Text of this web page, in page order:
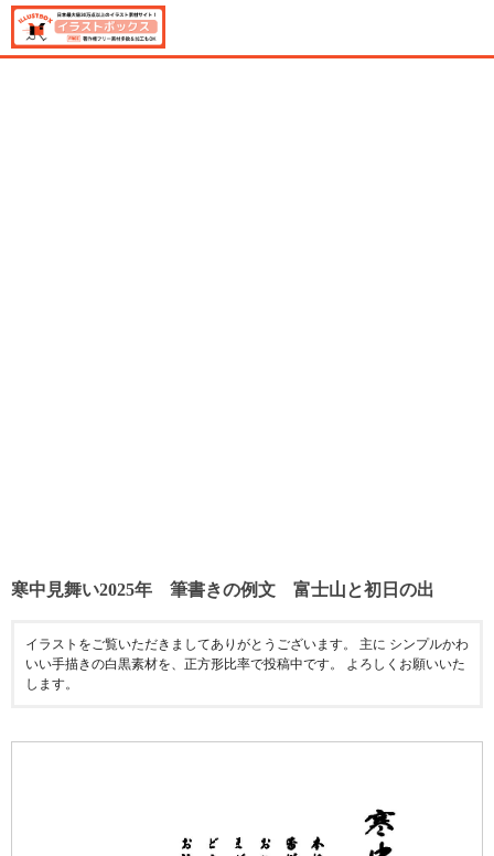
寒中見舞い2025年 筆書きの例文 富士山と初日の出
イラストをご覧いただきましてありがとうございます。 主に シンプルかわ
いい手描きの白黒素材を、正方形比率で投稿中です。 よろしくお願いいた
します。